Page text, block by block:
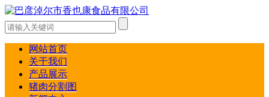
网站首页
关于我们
产品展示
猪肉分割图